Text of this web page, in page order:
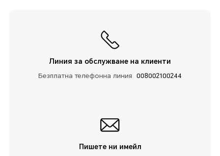
Линия за обслужване на клиенти
Безплатна телефонна линия 008002100244
Пишете ни имейл